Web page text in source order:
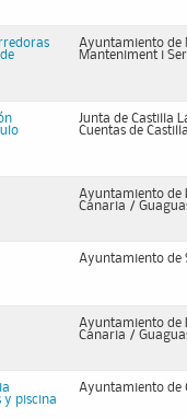
Ayuntamiento de
Manteniment i
Junta de Castilla
Cuentas de
Ayuntamiento de
Canaria /
Ayuntamiento de
Ayuntamiento de
Canaria /
y piscina
Ayuntamiento de